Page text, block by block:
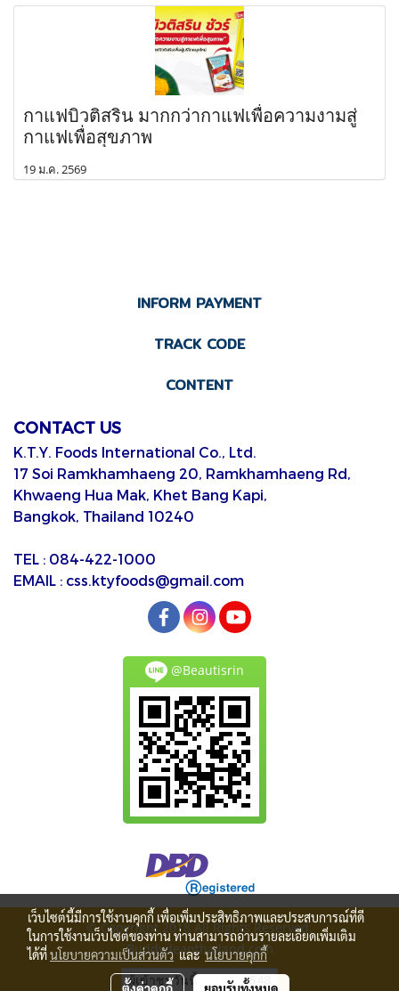
กาแฟบิวติสริน มากกว่ากาแฟเพื่อความงามสู่
กาแฟเพื่อสุขภาพ
19 ม.ค. 2569
INFORM PAYMENT
TRACK CODE
CONTENT
CONTACT US
K.T.Y. Foods International Co., Ltd.
17 Soi Ramkhamhaeng 20, Ramkhamhaeng Rd,
Khwaeng Hua Mak, Khet Bang Kapi,
Bangkok, Thailand 10240
TEL : 084-422-1000
EMAIL : css.ktyfoods@gmail.com
@Beautisrin
© Copyright 2018 All Rights Reserved.
Buddydeanthailand.com
ผู้เข้าชมวันนี้
548
เว็บไซต์นี้มีการใช้งานคุกกี้ เพื่อเพิ่มประสิทธิภาพและประสบการณ์ที่ดี
ในการใช้งานเว็บไซต์ของท่าน ท่านสามารถอ่านรายละเอียดเพิ่มเติม
ได้ที่นโยบายความเป็นส่วนตัวและนโยบายคุกกี้